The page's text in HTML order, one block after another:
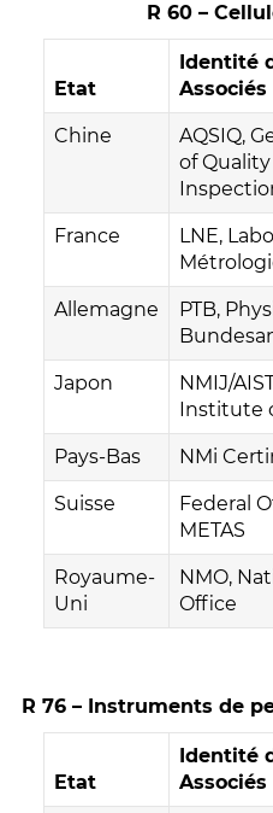
R 60 –
Etat
Identité
Associés
Chine
AQSIQ,
of
France
LNE,
Allemagne
PTB,
Japon
NMIJ/
Institute
Pays-Bas NMi
Suisse
Federal
METAS
Royaume-
Uni
NMO,
Office
R 76 – Instruments de
Etat
Identité
Associés